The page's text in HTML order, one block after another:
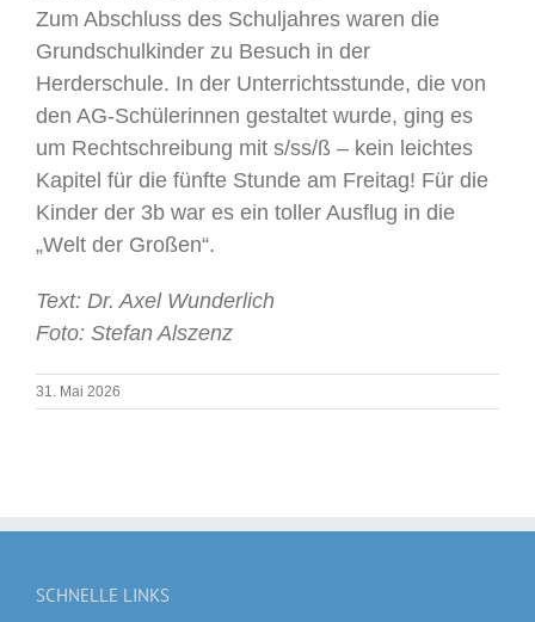
Zum Abschluss des Schuljahres waren die
Grundschulkinder zu Besuch in der
Herderschule. In der Unterrichtsstunde, die von
den AG-Schülerinnen gestaltet wurde, ging es
um Rechtschreibung mit s/ss/ß – kein leichtes
Kapitel für die fünfte Stunde am Freitag! Für die
Kinder der 3b war es ein toller Ausflug in die
„Welt der Großen“.
Text: Dr. Axel Wunderlich
Foto: Stefan Alszenz
31. Mai 2026
SCHNELLE LINKS